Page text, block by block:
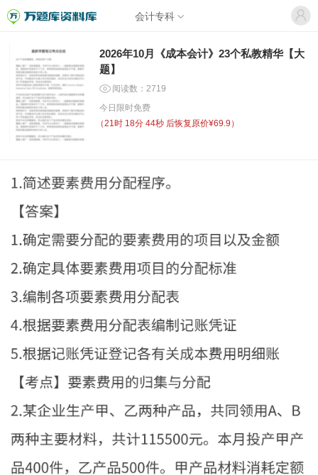
会计专科
2026年10月《成本会计》23个私教精华【大
题】
阅读数：2719
今日限时免费
（21时 18分 43秒 后恢复原价¥69.9）